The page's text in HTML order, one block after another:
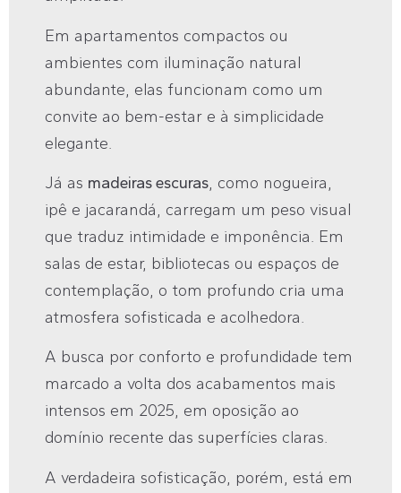
Em apartamentos compactos ou
ambientes com iluminação natural
abundante, elas funcionam como um
convite ao bem-estar e à simplicidade
elegante.
Já as madeiras escuras, como nogueira,
ipê e jacarandá, carregam um peso visual
que traduz intimidade e imponência. Em
salas de estar, bibliotecas ou espaços de
contemplação, o tom profundo cria uma
atmosfera sofisticada e acolhedora.
A busca por conforto e profundidade tem
marcado a volta dos acabamentos mais
intensos em 2025, em oposição ao
domínio recente das superfícies claras.
A verdadeira sofisticação, porém, está em